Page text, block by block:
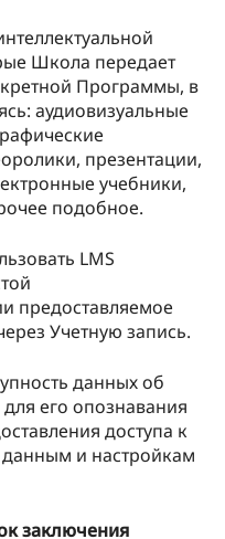
Школа передает
Программы, в
аудиовизуальные
презентации,
учебники,
подобное.
LMS
предоставляемое
Учетную запись.
данных об
его опознавания
доступа к
и настройкам
заключения